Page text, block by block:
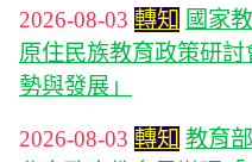
2026-08-03 轉知 國家
原住民族教育政策研
勢與發展」
2026-08-03 轉知 教育